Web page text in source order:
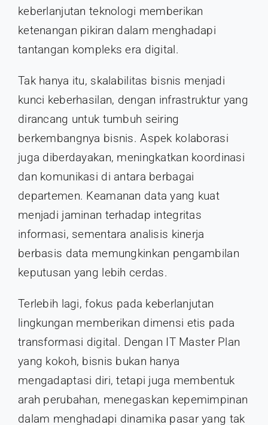
keberlanjutan teknologi memberikan
ketenangan pikiran dalam menghadapi
tantangan kompleks era digital.
Tak hanya itu, skalabilitas bisnis menjadi
kunci keberhasilan, dengan infrastruktur yang
dirancang untuk tumbuh seiring
berkembangnya bisnis. Aspek kolaborasi
juga diberdayakan, meningkatkan koordinasi
dan komunikasi di antara berbagai
departemen. Keamanan data yang kuat
menjadi jaminan terhadap integritas
informasi, sementara analisis kinerja
berbasis data memungkinkan pengambilan
keputusan yang lebih cerdas.
Terlebih lagi, fokus pada keberlanjutan
lingkungan memberikan dimensi etis pada
transformasi digital. Dengan IT Master Plan
yang kokoh, bisnis bukan hanya
mengadaptasi diri, tetapi juga membentuk
arah perubahan, menegaskan kepemimpinan
dalam menghadapi dinamika pasar yang tak